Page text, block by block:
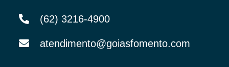
(62) 3216-4900
atendimento@goiasfomento.com